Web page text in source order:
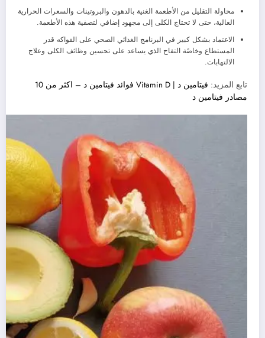
محاولة التقليل من الأطعمة الغنية بالدهون والبروتينات والسعرات الحرارية
العالية، حتى لا تحتاج الكلى إلى مجهود إضافي لتصفية هذه الأطعمة.
الاعتماد بشكل كبير في البرنامج الغذائي الصحي على الفواكه قدر
المستطاع وخاصًة التفاح الذي يساعد على تحسين وظائف الكلى وعلاج
الالتهابات.
تابع المزيد:
فيتامين د | Vitamin D فوائد فيتامين د – اكثر من 10
مصادر فيتامين د